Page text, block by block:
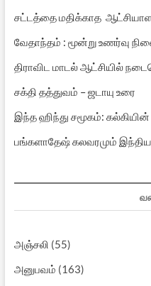
சட்டத்தை மதிக்காத
வேதாந்தம் : மூன்று உணர்வு
திராவிட மாடல் ஆட்சியில்
சக்தி தத்துவம் – ஜடாயு உரை
இந்த ஹிந்து சமூகம்:
பங்களாதேஷ் கலவரமும்
அஞ்சலி (55)
அனுபவம் (163)